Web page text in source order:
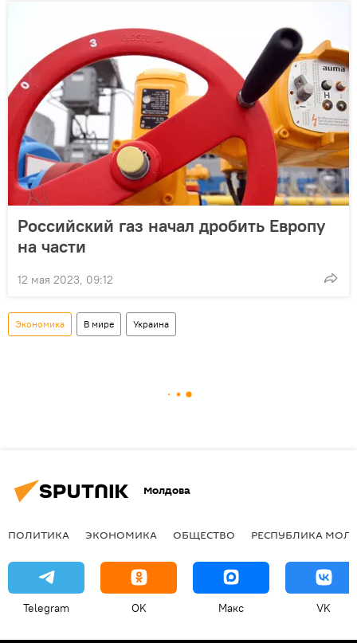
Российский газ начал дробить Европу
на части
12 мая 2023, 09:12
Экономика В мире Украина
Молдова
ПОЛИТИКА ЭКОНОМИКА ОБЩЕСТВО РЕСПУБЛИКА
Telegram OK Макс VK